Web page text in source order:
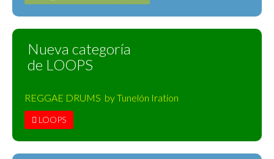
Nueva categoría
de LOOPS
REGGAE DRUMS by Tunelón Iration
LOOPS